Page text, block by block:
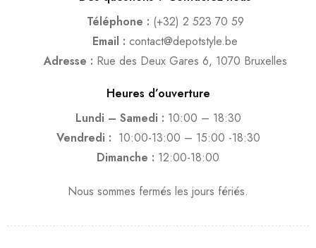
Téléphone : (+32) 2 523 70 59
Email : contact@depotstyle.be
Adresse : Rue des Deux Gares 6, 1070 Bruxelles
Heures d’ouverture
Lundi – Samedi : 10:00 – 18:30
Vendredi : 10:00-13:00 – 15:00 -18:30
Dimanche : 12:00-18:00
Nous sommes fermés les jours fériés.